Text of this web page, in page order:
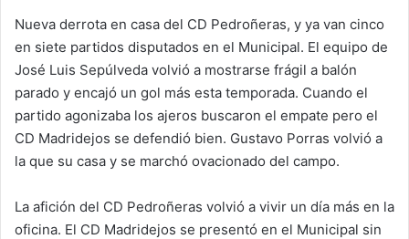
Nueva derrota en casa del CD Pedroñeras, y ya van cinco
en siete partidos disputados en el Municipal. El equipo de
José Luis Sepúlveda volvió a mostrarse frágil a balón
parado y encajó un gol más esta temporada. Cuando el
partido agonizaba los ajeros buscaron el empate pero el
CD Madridejos se defendió bien. Gustavo Porras volvió a
la que su casa y se marchó ovacionado del campo.
La afición del CD Pedroñeras volvió a vivir un día más en la
oficina. El CD Madridejos se presentó en el Municipal sin